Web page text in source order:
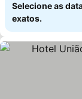
Selecione as
exatos.